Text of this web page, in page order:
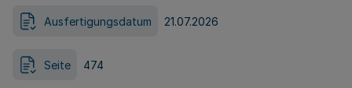
Ausfertigungsdatum 21.07.2026
Seite 474